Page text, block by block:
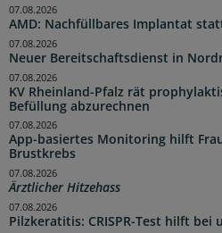
AMD: Nachfüllbares Implantat
07.08.2026
Neuer Bereitschaftsdienst in
07.08.2026
KV Rheinland-Pfalz rät
Befüllung abzurechnen
07.08.2026
App-basiertes Monitoring hilft
Brustkrebs
07.08.2026
Ärztlicher Hitzehass
07.08.2026
Pilzkeratitis: CRISPR-Test hilft bei
07.08.2026